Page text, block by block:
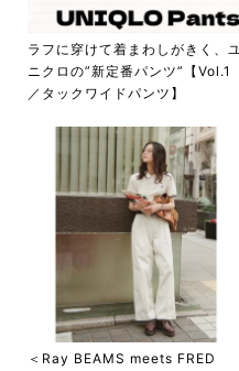
ラフに穿けて着まわしがきく、ユ
ニクロの”新定番パンツ”【Vol.1
／タックワイドパンツ】
＜Ray BEAMS meets FRED